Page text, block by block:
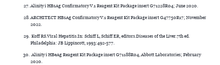
Alinity i HBsAg Confirmatory V.1 Reagent Kit Package insert G71228R04; June 2020.
ARCHITECT HBsAg Confirmatory V.1 Reagent Kit Package insert G47750R17; November
2022.
Koff RS.Viral Hepatitis.In: Schiff L, Schiff ER, editors.Diseases of the Liver.7th ed.
Philadelphia: JB Lippincott, 1993:492-577.
Alinity i HBeAg Reagent Kit Package insert G71188R04, Abbott Laboratories; February
2020.